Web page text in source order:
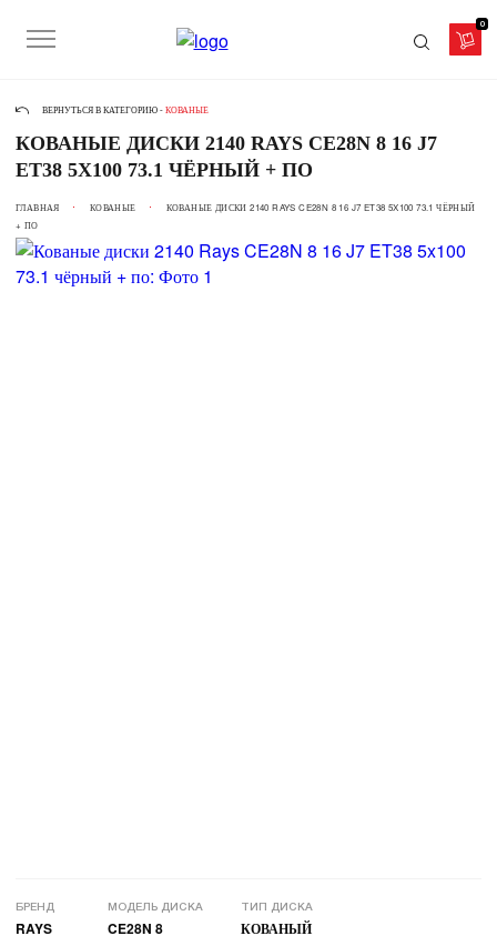
0
ВЕРНУТЬСЯ В КАТЕГОРИЮ - КОВАНЫЕ
КОВАНЫЕ ДИСКИ 2140 RAYS CE28N 8 16 J7
ET38 5X100 73.1 ЧЁРНЫЙ + ПО
ГЛАВНАЯ КОВАНЫЕ
КОВАНЫЕ ДИСКИ 2140 RAYS CE28N 8 16 J7 ET38 5X100 73.1 ЧЁРНЫЙ
+ ПО
БРЕНД
RAYS
МОДЕЛЬ ДИСКА
CE28N 8
ТИП ДИСКА
КОВАНЫЙ